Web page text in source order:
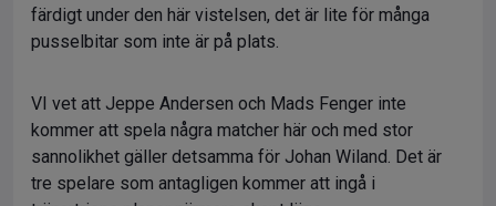
färdigt under den här vistelsen, det är lite för många
pusselbitar som inte är på plats.
VI vet att Jeppe Andersen och Mads Fenger inte
kommer att spela några matcher här och med stor
sannolikhet gäller detsamma för Johan Wiland. Det är
tre spelare som antagligen kommer att ingå i